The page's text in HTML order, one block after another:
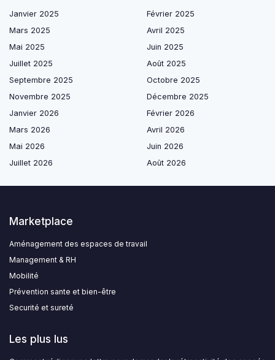
Janvier 2025
Février 2025
Mars 2025
Avril 2025
Mai 2025
Juin 2025
Juillet 2025
Août 2025
Septembre 2025
Octobre 2025
Novembre 2025
Décembre 2025
Janvier 2026
Février 2026
Mars 2026
Avril 2026
Mai 2026
Juin 2026
Juillet 2026
Août 2026
Marketplace
Aménagement des espaces de travail
Management & RH
Mobilité
Prévention sante et bien-être
Securité et sureté
Les plus lus